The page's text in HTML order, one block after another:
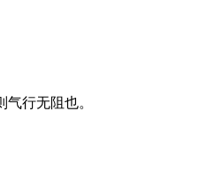
行无阻也。